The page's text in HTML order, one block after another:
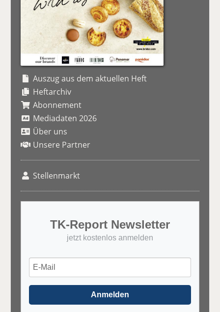
Auszug aus dem aktuellen Heft
Heftarchiv
Abonnement
Mediadaten 2026
Über uns
Unsere Partner
Stellenmarkt
TK-Report Newsletter
jetzt kostenlos anmelden
Anmelden